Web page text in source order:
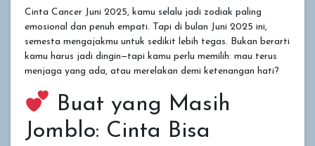
Cinta Cancer Juni 2025, kamu selalu jadi zodiak paling
emosional dan penuh empati. Tapi di bulan Juni 2025 ini,
semesta mengajakmu untuk sedikit lebih tegas. Bukan berarti
kamu harus jadi dingin—tapi kamu perlu memilih: mau terus
menjaga yang ada, atau merelakan demi ketenangan hati?
Buat yang Masih
Jomblo: Cinta Bisa